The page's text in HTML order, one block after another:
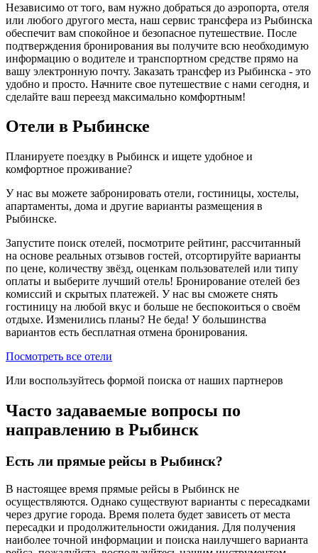
Независимо от того, вам нужно добраться до аэропорта, отеля
или любого другого места, наш сервис трансфера из Рыбинска
обеспечит вам спокойное и безопасное путешествие. После
подтверждения бронирования вы получите всю необходимую
информацию о водителе и транспортном средстве прямо на
вашу электронную почту. Заказать трансфер из Рыбинска - это
удобно и просто. Начните свое путешествие с нами сегодня, и
сделайте ваш переезд максимально комфортным!
Отели в Рыбинске
Планируете поездку в Рыбинск и ищете удобное и
комфортное проживание?
У нас вы можете забронировать отели, гостиницы, хостелы,
апартаменты, дома и другие варианты размещения в
Рыбинске.
Запустите поиск отелей, посмотрите рейтинг, рассчитанный
на основе реальных отзывов гостей, отсортируйте варианты
по цене, количеству звёзд, оценкам пользователей или типу
оплаты и выберите лучший отель! Бронирование отелей без
комиссий и скрытых платежей. У нас вы сможете снять
гостиницу на любой вкус и больше не беспокоиться о своём
отдыхе. Изменились планы? Не беда! У большинства
вариантов есть бесплатная отмена бронирования.
Посмотреть все отели
Или воспользуйтесь формой поиска от наших партнеров
Часто задаваемые вопросы по
направлению в Рыбинск
Есть ли прямые рейсы в Рыбинск?
В настоящее время прямые рейсы в Рыбинск не
осуществляются. Однако существуют варианты с пересадками
через другие города. Время полета будет зависеть от места
пересадки и продолжительности ожидания. Для получения
наиболее точной информации и поиска наилучшего варианта